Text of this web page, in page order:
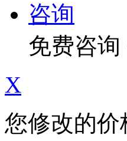
咨询
免费咨询
X
您修改的